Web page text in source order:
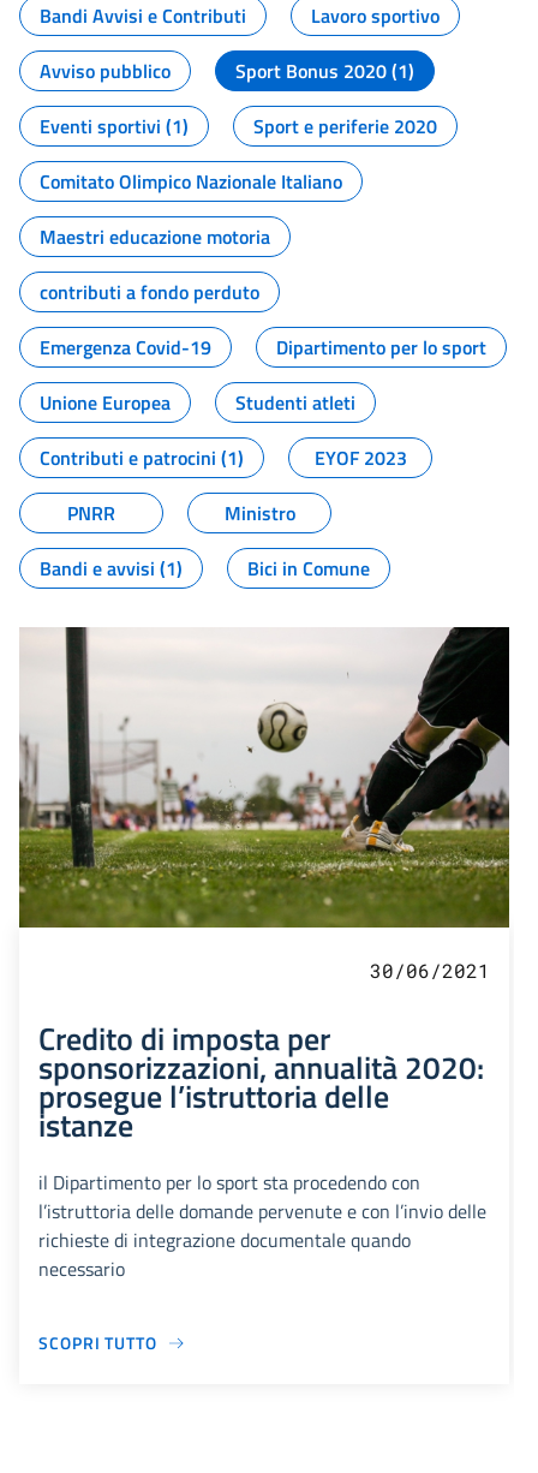
Bandi Avvisi e Contributi
Lavoro sportivo
Avviso pubblico
Sport Bonus 2020 (1)
Eventi sportivi (1)
Sport e periferie 2020
Comitato Olimpico Nazionale Italiano
Maestri educazione motoria
contributi a fondo perduto
Emergenza Covid-19
Dipartimento per lo sport
Unione Europea
Studenti atleti
Contributi e patrocini (1)
EYOF 2023
PNRR
Ministro
Bandi e avvisi (1)
Bici in Comune
30/06/2021
Credito di imposta per
sponsorizzazioni, annualità 2020:
prosegue l’istruttoria delle
istanze
il Dipartimento per lo sport sta procedendo con
l’istruttoria delle domande pervenute e con l’invio delle
richieste di integrazione documentale quando
necessario
SCOPRI TUTTO